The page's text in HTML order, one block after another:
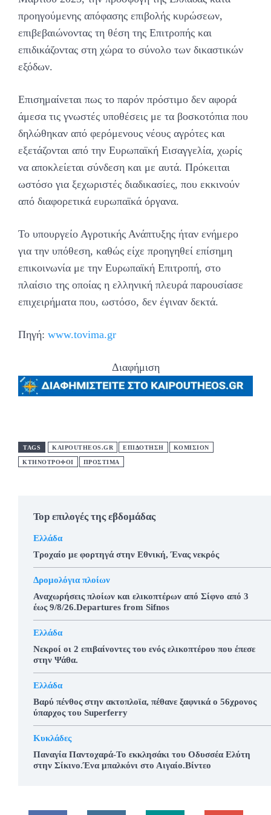
προηγούμενης απόφασης επιβολής κυρώσεων,
επιβεβαιώνοντας τη θέση της Επιτροπής και
επιδικάζοντας στη χώρα το σύνολο των δικαστικών
εξόδων.
Επισημαίνεται πως το παρόν πρόστιμο δεν αφορά
άμεσα τις γνωστές υποθέσεις με τα βοσκοτόπια που
δηλώθηκαν από φερόμενους νέους αγρότες και
εξετάζονται από την Ευρωπαϊκή Εισαγγελία, χωρίς
να αποκλείεται σύνδεση και με αυτά. Πρόκειται
ωστόσο για ξεχωριστές διαδικασίες, που εκκινούν
από διαφορετικά ευρωπαϊκά όργανα.
Το υπουργείο Αγροτικής Ανάπτυξης ήταν ενήμερο
για την υπόθεση, καθώς είχε προηγηθεί επίσημη
επικοινωνία με την Ευρωπαϊκή Επιτροπή, στο
πλαίσιο της οποίας η ελληνική πλευρά παρουσίασε
επιχειρήματα που, ωστόσο, δεν έγιναν δεκτά.
Πηγή: www.tovima.gr
Διαφήμιση
TAGS KAIPOUTHEOS.GR ΕΠΙΔΟΤΗΣΗ ΚΟΜΙΣΙΟΝ
ΚΤΗΝΟΤΡΟΦΟΙ ΠΡΟΣΤΙΜΑ
Top επιλογές της εβδομάδας
Ελλάδα
Τροχαίο με φορτηγά στην Εθνική, Ένας νεκρός
Δρομολόγια πλοίων
Αναχωρήσεις πλοίων και ελικοπτέρων από Σίφνο από 3
έως 9/8/26.Departures from Sifnos
Ελλάδα
Νεκροί οι 2 επιβαίνοντες του ενός ελικοπτέρου που έπεσε
στην Ψάθα.
Ελλάδα
Βαρύ πένθος στην ακτοπλοϊα, πέθανε ξαφνικά ο 56χρονος
ύπαρχος του Superferry
Κυκλάδες
Παναγία Παντοχαρά-Το εκκλησάκι του Οδυσσέα Ελύτη
στην Σίκινο.Ένα μπαλκόνι στο Αιγαίο.Βίντεο